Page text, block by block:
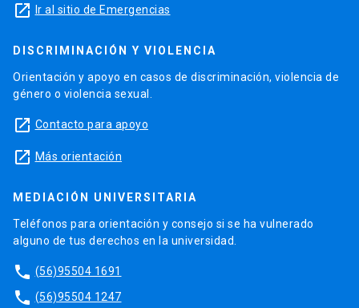
launch Ir al sitio de Emergencias
DISCRIMINACIÓN Y VIOLENCIA
Orientación y apoyo en casos de discriminación, violencia de
género o violencia sexual.
launch Contacto para apoyo
launch Más orientación
MEDIACIÓN UNIVERSITARIA
Teléfonos para orientación y consejo si se ha vulnerado
alguno de tus derechos en la universidad.
phone (56)95504 1691
phone (56)95504 1247